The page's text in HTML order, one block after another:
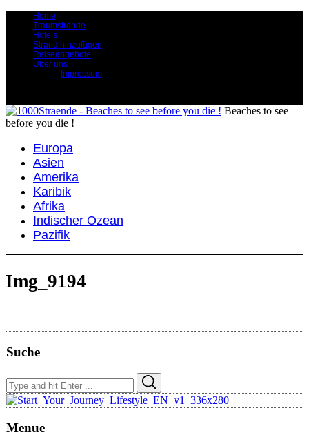
Home
Traumstrände
Hotels
Strand hinzufügen
Reiseangebote
Über uns
Impressum
Beaches to see
before you die !
Europa
Asien
Amerika
Karibik
Afrika
Indischer Ozean
Pazifik
Img_9194
Suche
Search
for:
Menue